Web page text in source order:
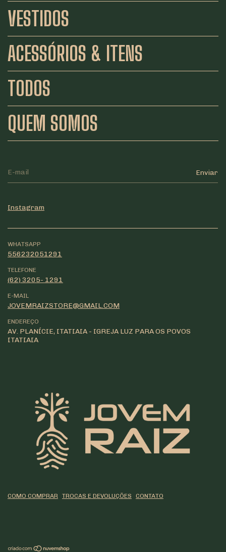
VESTIDOS
ACESSÓRIOS & ITENS
TODOS
QUEM SOMOS
Instagram
WHATSAPP
556232051291
TELEFONE
(62) 3205- 1291
E-MAIL
JOVEMRAIZSTORE@GMAIL.COM
ENDEREÇO
AV. PLANÍCIE, ITATIAIA - IGREJA LUZ PARA OS POVOS
ITATIAIA
COMO COMPRAR TROCAS E DEVOLUÇÕES CONTATO